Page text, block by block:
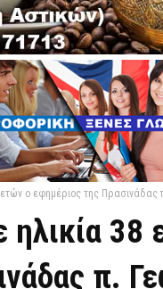
ο εφημέριος της
38
π.